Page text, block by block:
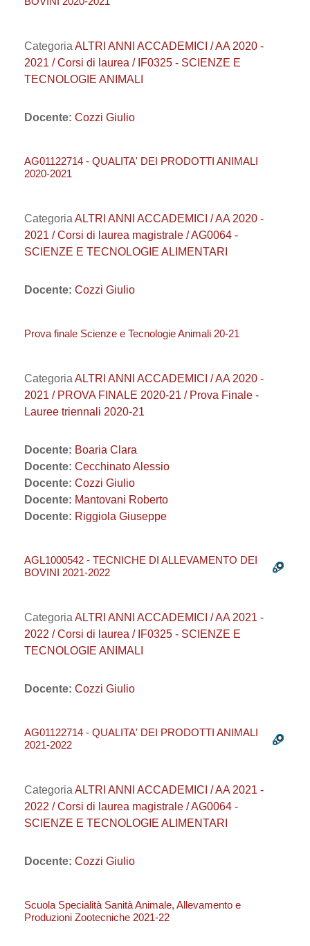
Categoria ALTRI ANNI ACCADEMICI / AA 2020 -
2021 / Corsi di laurea / IF0325 - SCIENZE E
TECNOLOGIE ANIMALI
Docente: Cozzi Giulio
AG01122714 - QUALITA' DEI PRODOTTI ANIMALI
2020-2021
Categoria ALTRI ANNI ACCADEMICI / AA 2020 -
2021 / Corsi di laurea magistrale / AG0064 -
SCIENZE E TECNOLOGIE ALIMENTARI
Docente: Cozzi Giulio
Prova finale Scienze e Tecnologie Animali 20-21
Categoria ALTRI ANNI ACCADEMICI / AA 2020 -
2021 / PROVA FINALE 2020-21 / Prova Finale -
Lauree triennali 2020-21
Docente: Boaria Clara
Docente: Cecchinato Alessio
Docente: Cozzi Giulio
Docente: Mantovani Roberto
Docente: Riggiola Giuseppe
AGL1000542 - TECNICHE DI ALLEVAMENTO DEI
BOVINI 2021-2022
Categoria ALTRI ANNI ACCADEMICI / AA 2021 -
2022 / Corsi di laurea / IF0325 - SCIENZE E
TECNOLOGIE ANIMALI
Docente: Cozzi Giulio
AG01122714 - QUALITA' DEI PRODOTTI ANIMALI
2021-2022
Categoria ALTRI ANNI ACCADEMICI / AA 2021 -
2022 / Corsi di laurea magistrale / AG0064 -
SCIENZE E TECNOLOGIE ALIMENTARI
Docente: Cozzi Giulio
Scuola Specialità Sanità Animale, Allevamento e
Produzioni Zootecniche 2021-22